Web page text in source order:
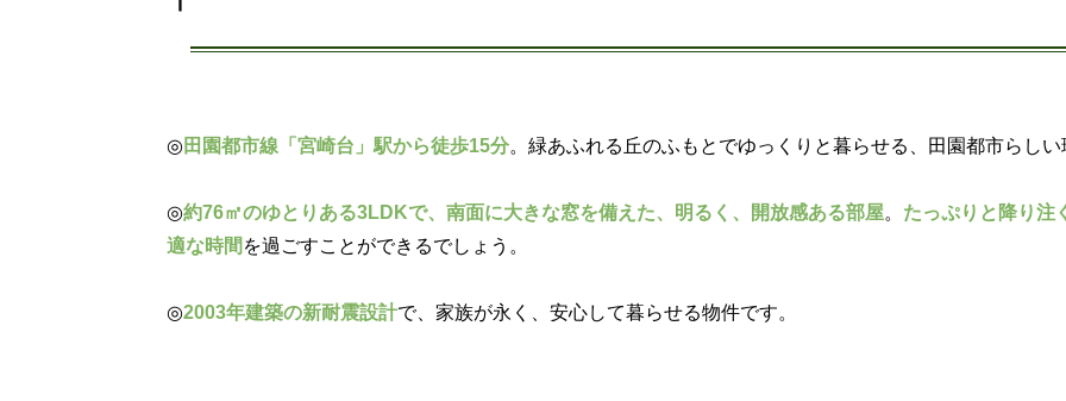
◎ 田園都市線「宮崎台」駅から徒歩15分。緑あふれる丘のふもとでゆっくりと暮らせる、田園都市らしい
◎約76㎡のゆとりある3LDKで、南面に大きな窓を備えた、明るく、開放感ある部屋。 たっぷりと降り注
適な時間 を過ごすことができるでしょう。
◎2003年建築の新耐震設計で、家族が永く、安心して暮らせる物件です。